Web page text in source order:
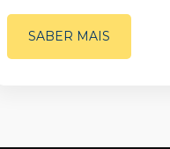
SABER MAIS